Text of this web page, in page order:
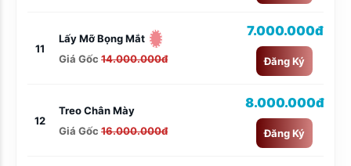
11
Lấy Mỡ Bọng Mắt
Giá Gốc 14.000.000đ
7.000.000đ
Đăng Ký
12
Treo Chân Mày
Giá Gốc 16.000.000đ
8.000.000đ
Đăng Ký